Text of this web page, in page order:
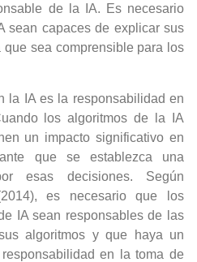
de la IA. Es necesario
sean capaces de explicar sus
sea comprensible para los
la IA es la responsabilidad en
los algoritmos de la IA
un impacto significativo en
que se establezca una
esas decisiones. Según
es necesario que los
IA sean responsables de las
algoritmos y que haya un
en la toma de